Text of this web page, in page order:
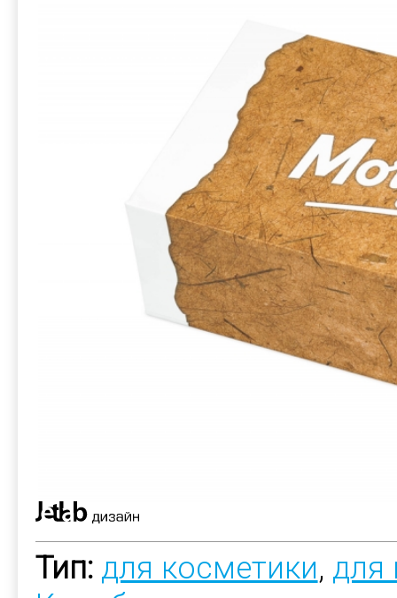
Тип: для косметики, для